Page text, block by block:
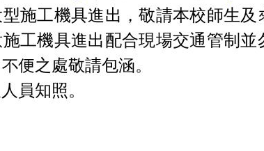
施工機具進出，敬請本校師生
工機具進出配合現場交通管制
便之處敬請包涵。
員知照。